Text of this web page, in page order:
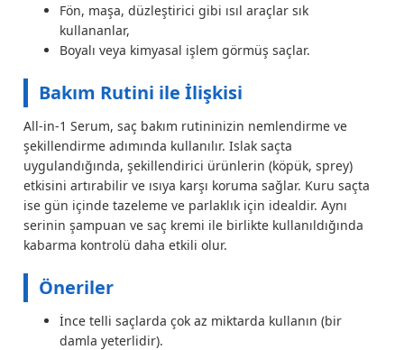
Fön, maşa, düzleştirici gibi ısıl araçlar sık
kullananlar,
Boyalı veya kimyasal işlem görmüş saçlar.
Bakım Rutini ile İlişkisi
All-in-1 Serum, saç bakım rutininizin nemlendirme ve
şekillendirme adımında kullanılır. Islak saçta
uygulandığında, şekillendirici ürünlerin (köpük, sprey)
etkisini artırabilir ve ısıya karşı koruma sağlar. Kuru saçta
ise gün içinde tazeleme ve parlaklık için idealdir. Aynı
serinin şampuan ve saç kremi ile birlikte kullanıldığında
kabarma kontrolü daha etkili olur.
Öneriler
İnce telli saçlarda çok az miktarda kullanın (bir
damla yeterlidir).